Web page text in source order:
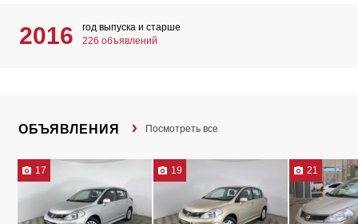
2016
год выпуска и старше
226 объявлений
ОБЪЯВЛЕНИЯ Посмотреть все
17 19 21